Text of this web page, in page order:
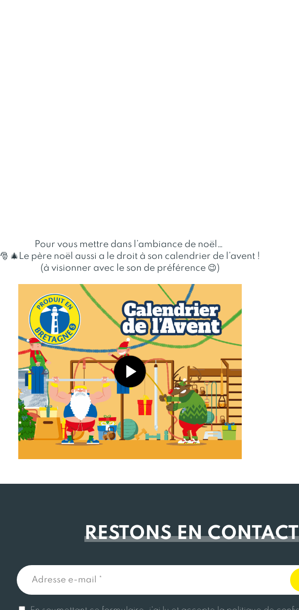
Pour vous mettre dans l’ambiance de noël…
🎅 🎄Le père noël aussi a le droit à son calendrier de l’avent !
(à visionner avec le son de préférence 😉)
RESTONS EN CONTACT